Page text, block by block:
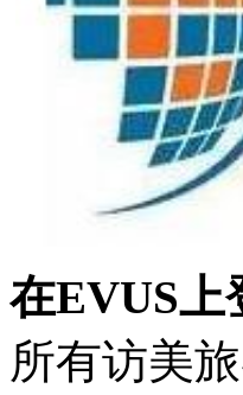
在EVUS上
所有访美